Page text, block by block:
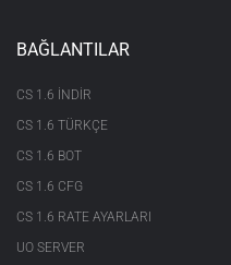
BAĞLANTILAR
CS 1.6 INDIR
CS 1.6 TÜRKÇE
CS 1.6 BOT
CS 1.6 CFG
CS 1.6 RATE AYARLARI
UO SERVER